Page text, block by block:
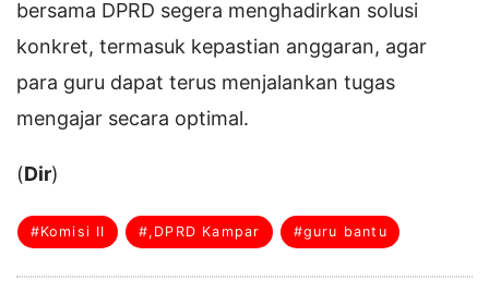
bersama DPRD segera menghadirkan solusi
konkret, termasuk kepastian anggaran, agar
para guru dapat terus menjalankan tugas
mengajar secara optimal.
(Dir)
#Komisi II #,DPRD Kampar #guru bantu